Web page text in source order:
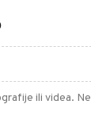
ili videa. Ne